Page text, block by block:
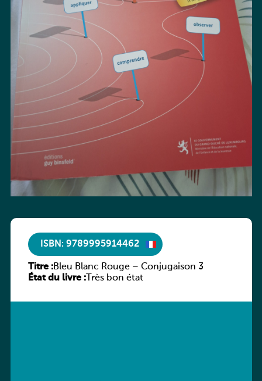
ISBN: 9789995914462
Titre :Bleu Blanc Rouge – Conjugaison 3
État du livre :Très bon état